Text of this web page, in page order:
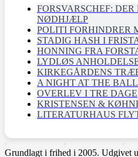
FORSVARSCHEF:
NØDHJÆLP
POLITI FORHINDRER
STADIG HASH I
HONNING FRA
LYDLØS
KIRKEGÅRDENS
A NIGHT AT THE
OVERLEV I TRE DAGE
KRISTENSEN &
LITERATURHAUS
Grundlagt i frihed i 2005. Udgivet